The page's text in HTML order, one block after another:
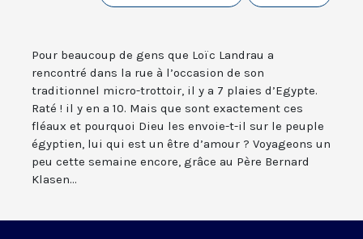
Pour beaucoup de gens que Loïc Landrau a
rencontré dans la rue à l’occasion de son
traditionnel micro-trottoir, il y a 7 plaies d’Egypte.
Raté ! il y en a 10. Mais que sont exactement ces
fléaux et pourquoi Dieu les envoie-t-il sur le peuple
égyptien, lui qui est un être d’amour ? Voyageons un
peu cette semaine encore, grâce au Père Bernard
Klasen...